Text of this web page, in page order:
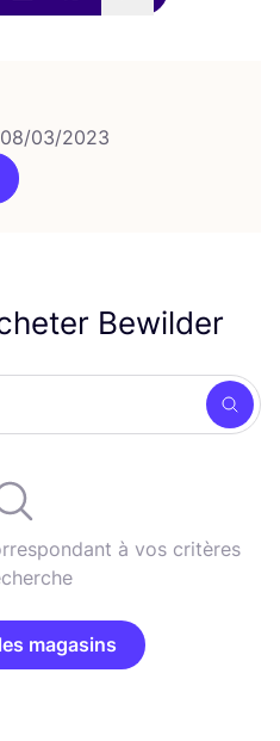
03/2023
Bewilder
à vos critères
magasins